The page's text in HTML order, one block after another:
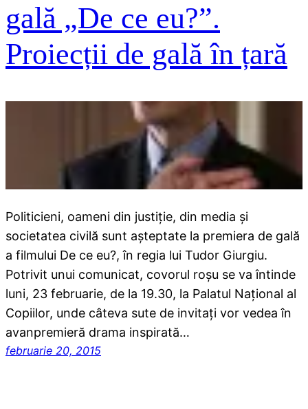
gală „De ce eu?”.
Proiecții de gală în țară
Politicieni, oameni din justiție, din media și
societatea civilă sunt așteptate la premiera de gală
a filmului De ce eu?, în regia lui Tudor Giurgiu.
Potrivit unui comunicat, covorul roșu se va întinde
luni, 23 februarie, de la 19.30, la Palatul Național al
Copiilor, unde câteva sute de invitați vor vedea în
avanpremieră drama inspirată…
februarie 20, 2015